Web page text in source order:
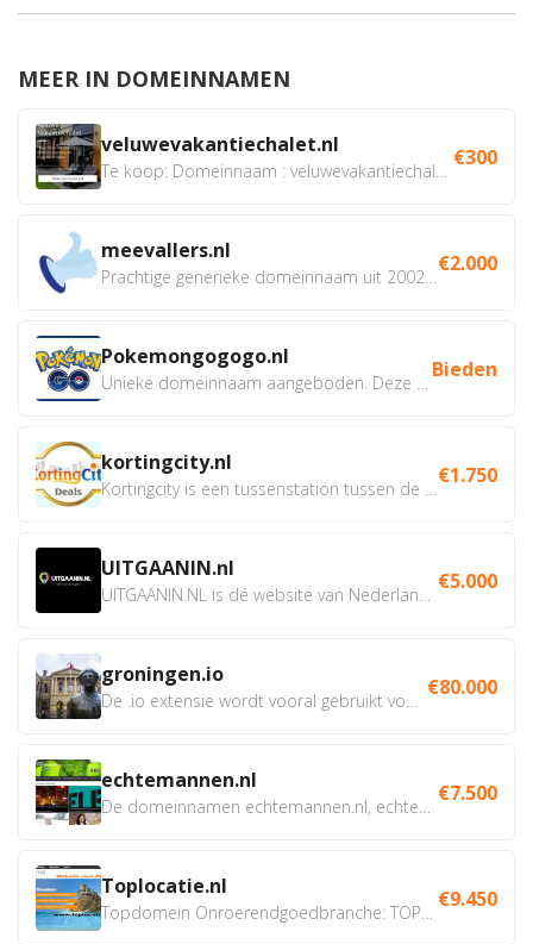
MEER IN DOMEINNAMEN
veluwevakantiechalet.nl €300
meevallers.nl €2.000
Pokemongogogo.nl Bieden
kortingcity.nl €1.750
UITGAANIN.nl €5.000
groningen.io €80.000
echtemannen.nl €7.500
Toplocatie.nl €9.450